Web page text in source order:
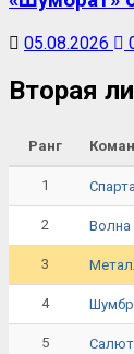
05.08.2026
Вторая
Ранг
1
2 Волна
3
4
5 Салют